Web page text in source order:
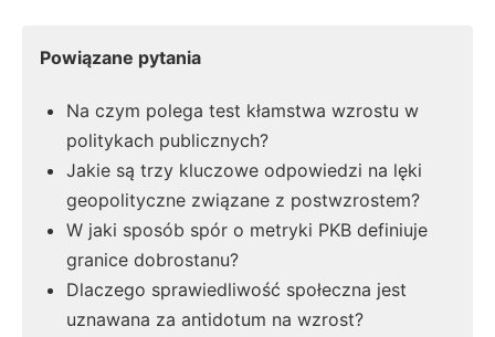
Powiązane pytania
Na czym polega test kłamstwa wzrostu w
politykach publicznych?
Jakie są trzy kluczowe odpowiedzi na lęki
geopolityczne związane z postwzrostem?
W jaki sposób spór o metryki PKB definiuje
granice dobrostanu?
Dlaczego sprawiedliwość społeczna jest
uznawana za antidotum na wzrost?